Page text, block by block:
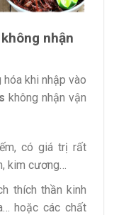
nhận
khi nhập vào
không nhận vận
có giá trị rất
kim cương…
thích thần kinh
hoặc các chất